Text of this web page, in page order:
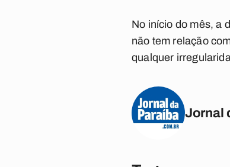
No início do mês, a
não tem relação
qualquer
Jornal